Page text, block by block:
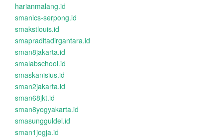
harianmalang.id
smanics-serpong.id
smakstlouis.id
smapraditadirgantara.id
sman8jakarta.id
smalabschool.id
smaskanisius.id
sman2jakarta.id
sman68jkt.id
sman8yogyakarta.id
smasungguldel.id
sman1jogja.id